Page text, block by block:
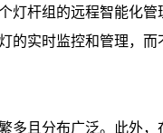
灯杆组的远程智能化
的实时监控和管理，而
多且分布广泛。此外